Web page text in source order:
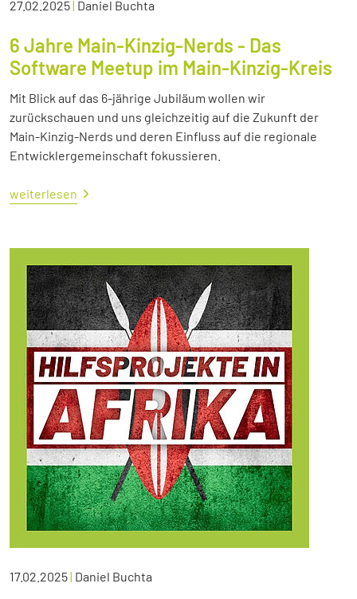
27.02.2025| Daniel Buchta
6 Jahre Main-Kinzig-Nerds - Das
Software Meetup im Main-Kinzig-Kreis
Mit Blick auf das 6-jährige Jubiläum wollen wir
zurückschauen und uns gleichzeitig auf die Zukunft der
Main-Kinzig-Nerds und deren Einfluss auf die regionale
Entwicklergemeinschaft fokussieren.
weiterlesen
17.02.2025| Daniel Buchta